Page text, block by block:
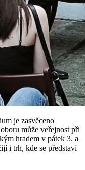
je zasvěceno
může veřejnost při
hradem v pátek 3. a
i trh, kde se představí